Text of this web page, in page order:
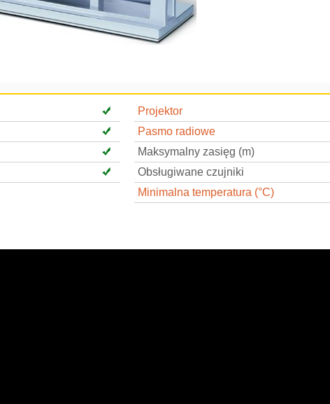
Projektor
Pasmo radiowe
Maksymalny zasięg (m)
Obsługiwane czujniki
Minimalna temperatura (°C)